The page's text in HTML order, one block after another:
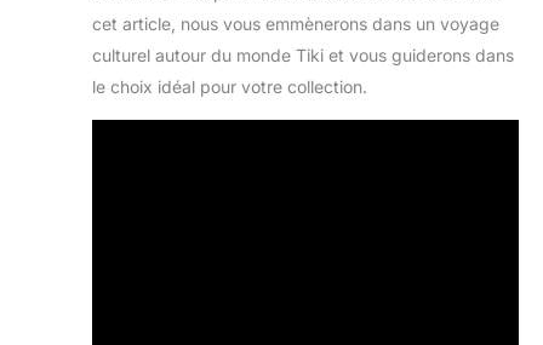
cet article, nous vous emmènerons dans un voyage
culturel autour du monde Tiki et vous guiderons dans
le choix idéal pour votre collection.